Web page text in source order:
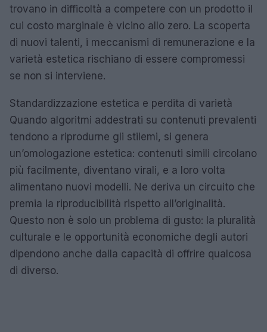
trovano in difficoltà a competere con un prodotto il
cui costo marginale è vicino allo zero. La scoperta
di nuovi talenti, i meccanismi di remunerazione e la
varietà estetica rischiano di essere compromessi
se non si interviene.
Standardizzazione estetica e perdita di varietà
Quando algoritmi addestrati su contenuti prevalenti
tendono a riprodurne gli stilemi, si genera
un’omologazione estetica: contenuti simili circolano
più facilmente, diventano virali, e a loro volta
alimentano nuovi modelli. Ne deriva un circuito che
premia la riproducibilità rispetto all’originalità.
Questo non è solo un problema di gusto: la pluralità
culturale e le opportunità economiche degli autori
dipendono anche dalla capacità di offrire qualcosa
di diverso.